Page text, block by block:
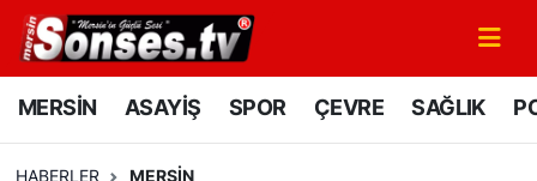
MERSİN ASAYİŞ SPOR ÇEVRE SAĞLIK
HABERLER MERSİN
MERSİN
Mersin Nöbetçi Eczaneler